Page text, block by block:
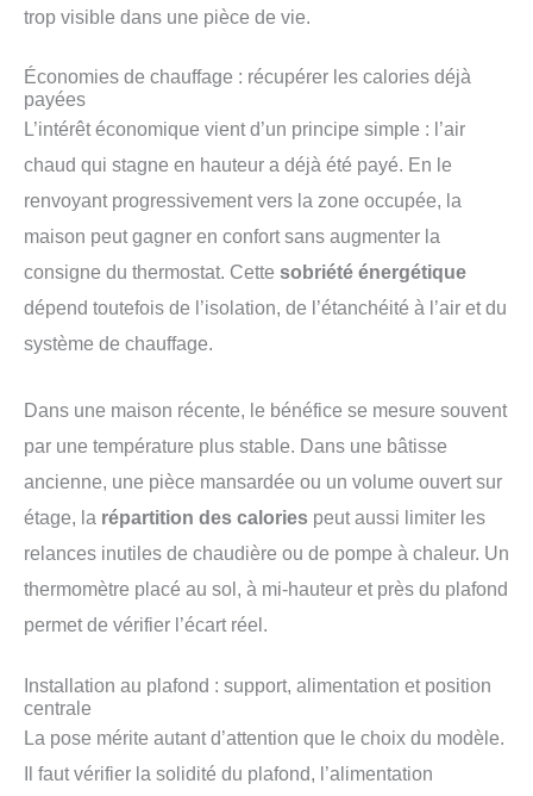
trop visible dans une pièce de vie.
Économies de chauffage : récupérer les calories déjà
payées
L’intérêt économique vient d’un principe simple : l’air
chaud qui stagne en hauteur a déjà été payé. En le
renvoyant progressivement vers la zone occupée, la
maison peut gagner en confort sans augmenter la
consigne du thermostat. Cette sobriété énergétique
dépend toutefois de l’isolation, de l’étanchéité à l’air et du
système de chauffage.
Dans une maison récente, le bénéfice se mesure souvent
par une température plus stable. Dans une bâtisse
ancienne, une pièce mansardée ou un volume ouvert sur
étage, la répartition des calories peut aussi limiter les
relances inutiles de chaudière ou de pompe à chaleur. Un
thermomètre placé au sol, à mi-hauteur et près du plafond
permet de vérifier l’écart réel.
Installation au plafond : support, alimentation et position
centrale
La pose mérite autant d’attention que le choix du modèle.
Il faut vérifier la solidité du plafond, l’alimentation